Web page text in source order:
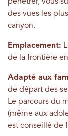
des vues les
canyon.
Emplacement:
de la frontière
Adapté aux
de départ des
Le parcours du
(même aux
est conseillé de